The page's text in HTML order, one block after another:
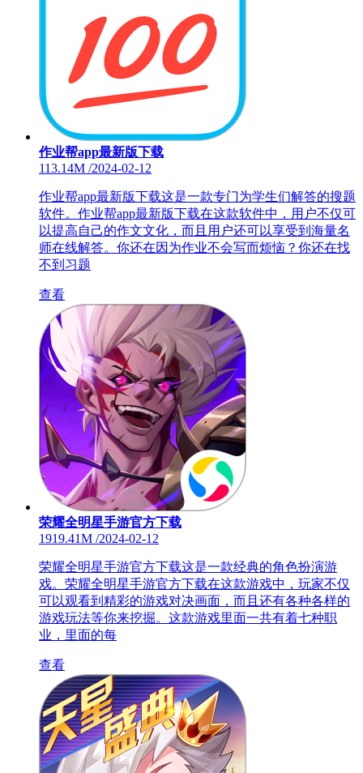
作业帮app最新版下载
113.14M /2024-02-12
作业帮app最新版下载这是一款专门为学生们解答的搜题
软件。作业帮app最新版下载在这款软件中，用户不仅可
以提高自己的作文文化，而且用户还可以享受到海量名
师在线解答。你还在因为作业不会写而烦恼？你还在找
不到习题
查看
荣耀全明星手游官方下载
1919.41M /2024-02-12
荣耀全明星手游官方下载这是一款经典的角色扮演游
戏。荣耀全明星手游官方下载在这款游戏中，玩家不仅
可以观看到精彩的游戏对决画面，而且还有各种各样的
游戏玩法等你来挖掘。这款游戏里面一共有着七种职
业，里面的每
查看